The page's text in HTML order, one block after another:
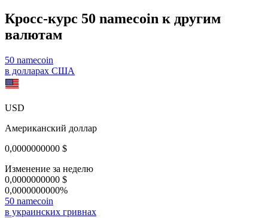
Кросс-курс 50 namecoin к другим
валютам
50 namecoin
в долларах США
USD
Американский доллар
0,0000000000 $
Изменение за неделю
0,0000000000 $
0,0000000000%
50 namecoin
в украинских гривнах